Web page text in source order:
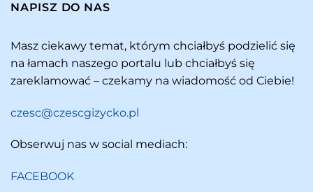
NAPISZ DO NAS
Masz ciekawy temat, którym chciałbyś podzielić się
na łamach naszego portalu lub chciałbyś się
zareklamować – czekamy na wiadomość od Ciebie!
czesc@czescgizycko.pl
Obserwuj nas w social mediach:
FACEBOOK